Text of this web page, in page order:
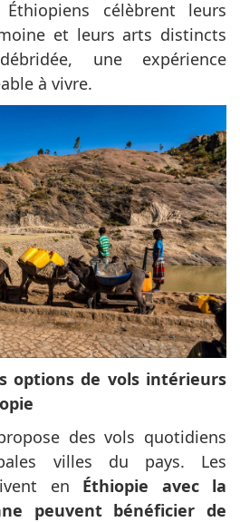
célèbrent leurs
et leurs arts distincts
une expérience
à vivre.
options de vols intérieurs
des vols quotidiens
villes du pays. Les
en Éthiopie avec la
peuvent bénéficier de